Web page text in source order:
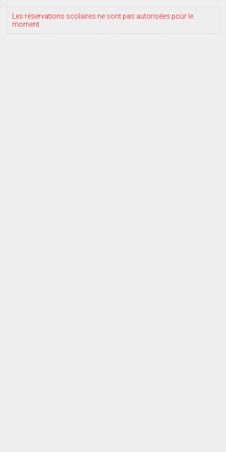
Les réservations scolaires ne sont pas autorisées pour le
moment